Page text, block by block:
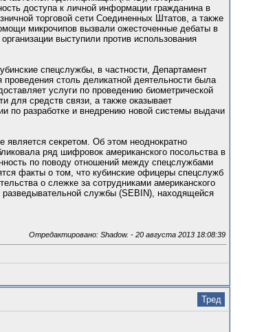
доступа к личной информации гражданина в
торговой сети Соединенных Штатов, а также
микрочипов вызвали ожесточенные дебаты в
выступили против использования
спецслужбы, в частности, Департамент
столь деликатной деятельности была
услуги по проведению биометрической
для средств связи, а также оказывает
по разработке и внедрению новой системы выдачи
является секретом. Об этом неоднократно
ряд шифровок американского посольства в
по поводу отношений между спецслужбами
факты о том, что кубинские офицеры спецслужб
о слежке за сотрудниками американского
разведывательной службы (SEBIN), находящейся
Отредактировано: Shadow. - 20 августа 2013 18:08:39
Тред